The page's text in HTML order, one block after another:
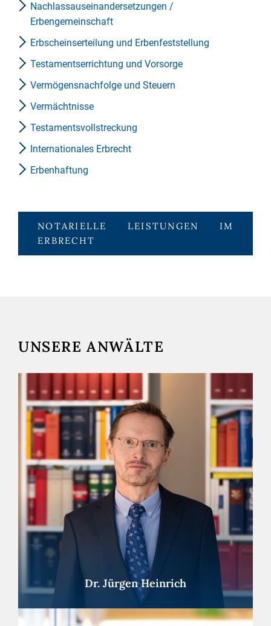
Nachlassauseinandersetzungen /
Erbengemeinschaft
Erbscheinserteilung und Erbenfeststellung
Testamentserrichtung und Vorsorge
Vermögensnachfolge und Steuern
Vermächtnisse
Testamentsvollstreckung
Internationales Erbrecht
Erbenhaftung
NOTARIELLE LEISTUNGEN IM
ERBRECHT
UNSERE ANWÄLTE
Dr. Jürgen Heinrich